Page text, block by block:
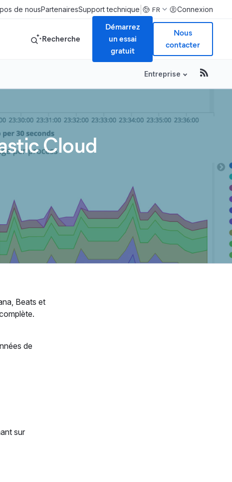
de nousPartenairesSupport technique FR Connexion
Recherche
Démarrez
un essai
gratuit
Nous
contacter
Entreprise
Cloud
Beats et
de
sur